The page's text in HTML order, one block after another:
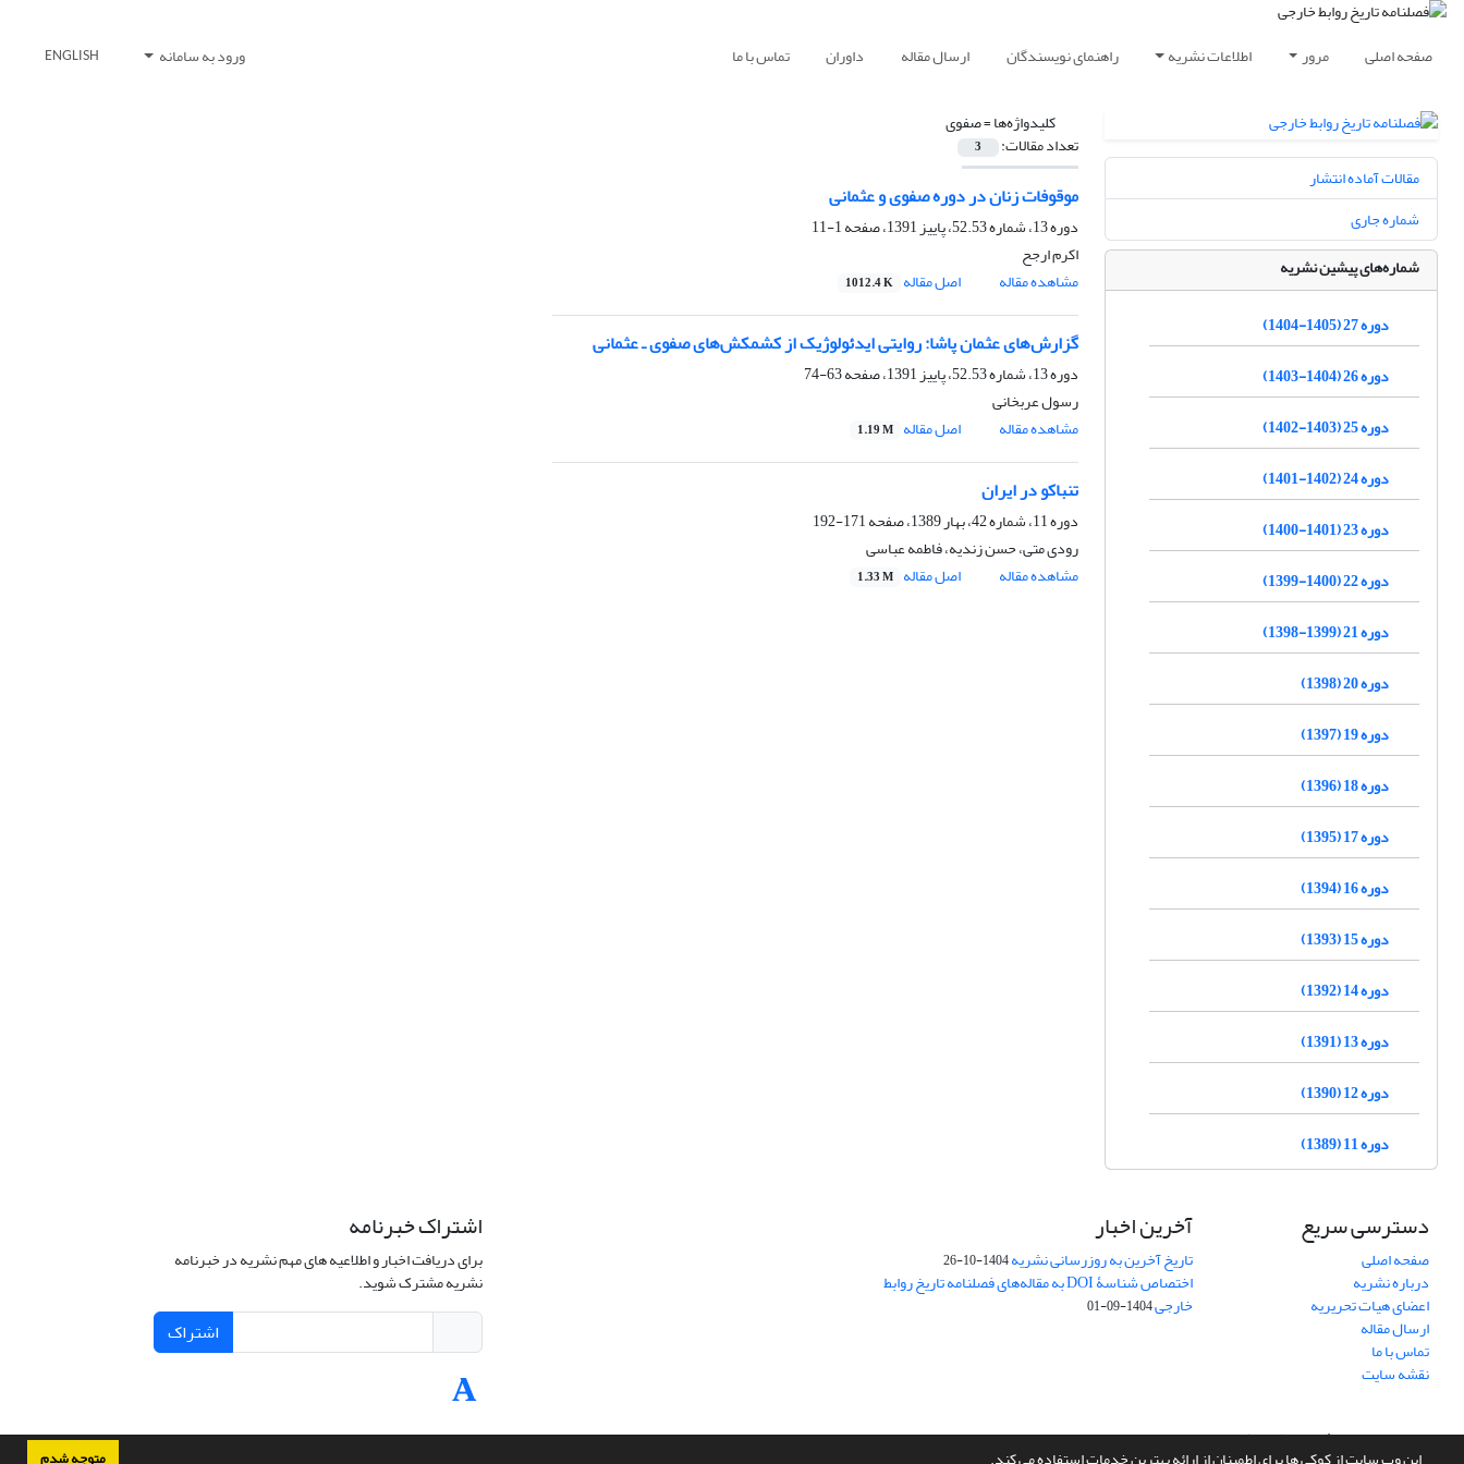
صفحه اصلی مرور اطلاعات نشریه راهنمای نویسندگان ارسال مقاله داوران تماس با ما ورود به سامانه ENGLISH
کلیدواژه‌ها =صفوی
تعداد مقالات: 3
موقوفات زنان در دوره صفوی و عثمانی
دوره 13، شماره 52.53، پاییز 1391، صفحه
1-11
اکرم ارجح
مشاهده مقاله
اصل مقاله 1012.4 K
گزارش‌های عثمان پاشا: روایتی ایدئولوژیک از کشمکش‌های صفوی ـ عثمانی
دوره 13، شماره 52.53، پاییز 1391، صفحه
63-74
رسول عربخانی
مشاهده مقاله
اصل مقاله 1.19 M
تنباکو در ایران
دوره 11، شماره 42، بهار 1389، صفحه
171-192
رودی متی، حسن زندیه، فاطمه عباسی
مشاهده مقاله
اصل مقاله 1.33 M
مقالات آماده انتشار
شماره جاری
شماره‌های پیشین نشریه
دوره 27 (1405-1404)
دوره 26 (1404-1403)
دوره 25 (1403-1402)
دوره 24 (1402-1401)
دوره 23 (1401-1400)
دوره 22 (1400-1399)
دوره 21 (1399-1398)
دوره 20 (1398)
دوره 19 (1397)
دوره 18 (1396)
دوره 17 (1395)
دوره 16 (1394)
دوره 15 (1393)
دوره 14 (1392)
دوره 13 (1391)
دوره 12 (1390)
دوره 11 (1389)
دسترسی سریع
صفحه اصلی
درباره نشریه
اعضای هیات تحریریه
ارسال مقاله
تماس با ما
نقشه سایت
آخرین اخبار
تاریخ آخرین به روزرسانی نشریه1404-10-26
اختصاص شناسۀ DOI به مقاله‌های فصلنامه تاریخ روابط
خارجی1404-09-01
اشتراک خبرنامه
برای دریافت اخبار و اطلاعیه های مهم نشریه در خبرنامه
نشریه مشترک شوید.
اشتراک
سامانه مدیریت نشریات علمی.طراحی و پیاده سازی ازسیناوب